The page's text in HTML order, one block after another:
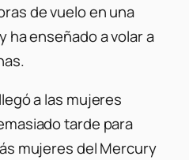
de vuelo en una
ha enseñado a volar a
a las mujeres
tarde para
mujeres del Mercury